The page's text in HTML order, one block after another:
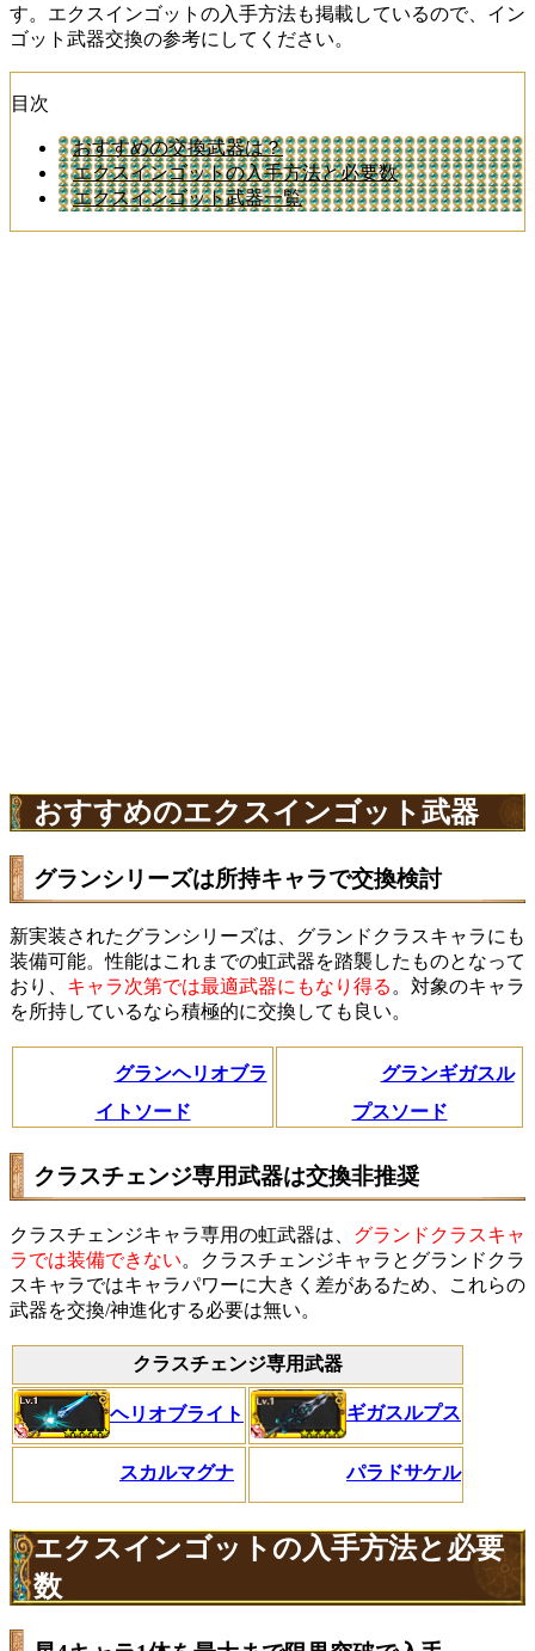
す。エクスインゴットの入手方法も掲載しているので、イン
ゴット武器交換の参考にしてください。
目次
おすすめの交換武器は？
エクスインゴットの入手方法と必要数
エクスインゴット武器一覧
おすすめのエクスインゴット武器
グランシリーズは所持キャラで交換検討
新実装されたグランシリーズは、グランドクラスキャラにも
装備可能。性能はこれまでの虹武器を踏襲したものとなって
おり、 キャラ次第では最適武器にもなり得る。対象のキャラ
を所持しているなら積極的に交換しても良い。
グランヘリオブラ
イトソード
グランギガスル
プスソード
クラスチェンジ専用武器は交換非推奨
クラスチェンジキャラ専用の虹武器は、 グランドクラスキャ
ラでは装備できない。クラスチェンジキャラとグランドクラ
スキャラではキャラパワーに大きく差があるため、これらの
武器を交換/神進化する必要は無い。
クラスチェンジ専用武器
ヘリオブライト ギガスルプス
スカルマグナ パラドサケル
エクスインゴットの入手方法と必要
数